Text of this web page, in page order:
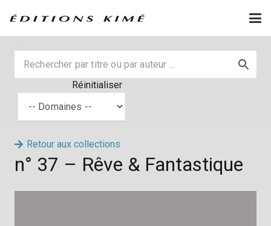
Réinitialiser
Retour aux collections
n° 37 – Rêve & Fantastique